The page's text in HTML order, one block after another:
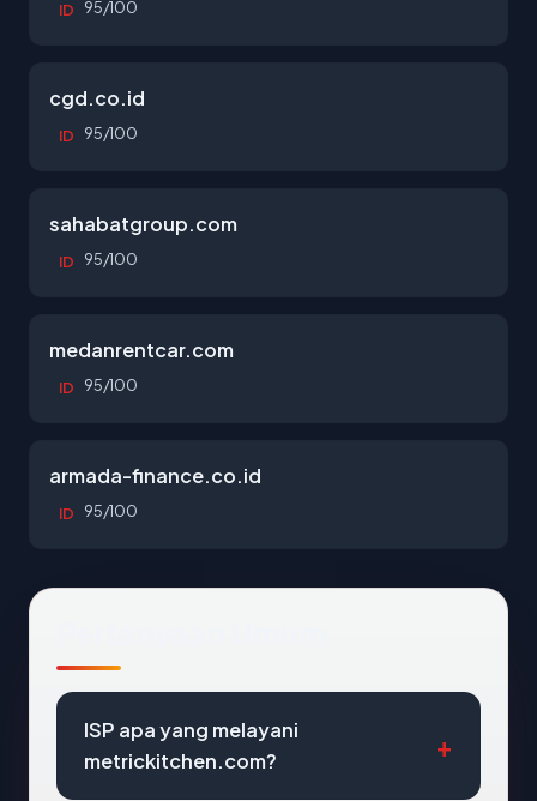
ID 95/100
cgd.co.id
ID 95/100
sahabatgroup.com
ID 95/100
medanrentcar.com
ID 95/100
armada-finance.co.id
ID 95/100
ISP apa yang melayani
metrickitchen.com?